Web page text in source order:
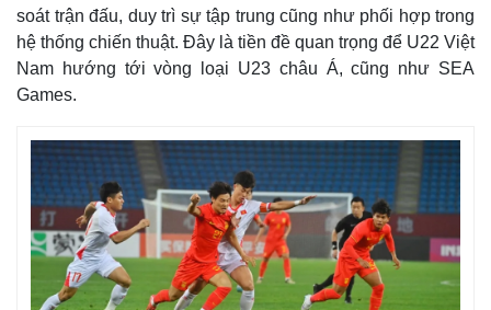
Thế giới
Hồ sơ
E-Magazine
Infographic
soát trận đấu, duy trì sự tập trung cũng như phối hợp trong
hệ thống chiến thuật. Đây là tiền đề quan trọng để U22 Việt
Nam hướng tới vòng loại U23 châu Á, cũng như SEA
Games.